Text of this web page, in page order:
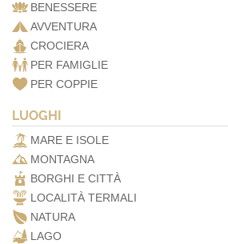
BENESSERE
AVVENTURA
CROCIERA
PER FAMIGLIE
PER COPPIE
LUOGHI
MARE E ISOLE
MONTAGNA
BORGHI E CITTÀ
LOCALITÀ TERMALI
NATURA
LAGO